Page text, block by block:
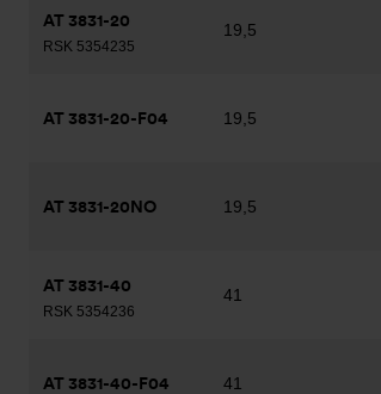
AT 3831-20
RSK 5354235
19,5
AT 3831-20-F04 19,5
AT 3831-20NO 19,5
AT 3831-40
RSK 5354236
41
AT 3831-40-F04 41